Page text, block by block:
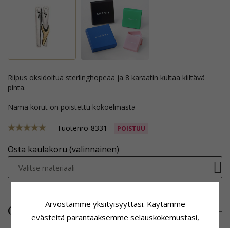
riipus oksidoitua sterlinghopeaa ja 8 karaatin kultaa kiiltävä
pinta.
Nämä korut on poistettu kokoelmasta
Tuotenro 8331 POISTUU
Osta kaulakoru (valinnainen)
Valitse materiaali
CHANTI hinta 50,-
Arvostamme yksityisyyttäsi. Käytämme
evästeitä parantaaksemme selauskokemustasi,